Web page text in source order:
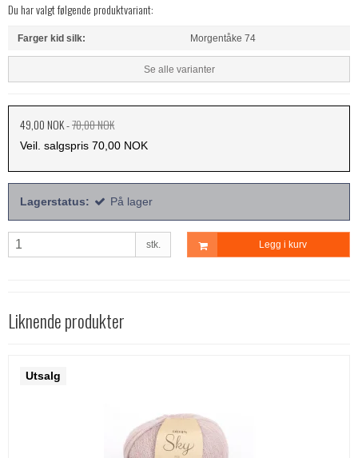
Du har valgt følgende produktvariant:
Farger kid silk: Morgentåke 74
Se alle varianter
49,00 NOK-70,00 NOK
Veil. salgspris 70,00 NOK
Lagerstatus: På lager
stk. Legg i kurv
Liknende produkter
Utsalg